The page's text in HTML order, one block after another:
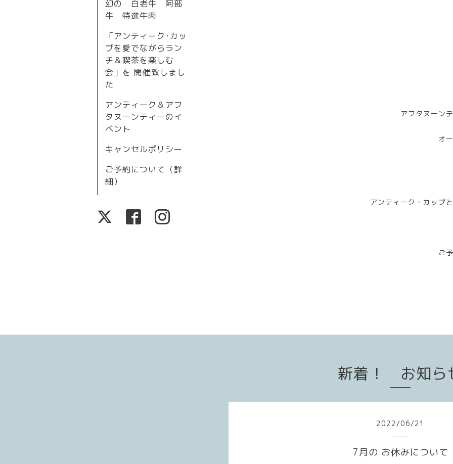
アフタヌーン
オ
アンティーク・カップ
ご
幻の 白老牛 阿部
牛 特選牛肉
「アンティーク･カッ
プを愛でながらラン
チ＆喫茶を楽しむ
会」を 開催致しまし
た
アンティーク＆アフ
タヌーンティーのイ
ベント
キャンセルポリシー
ご予約について（詳
細）
新着！ お知ら
2022 /06/21
7月の お休みについて